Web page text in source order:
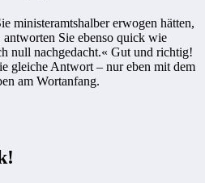
ministeramtshalber erwogen hätten,
Sie ebenso quick wie
null nachgedacht.« Gut und richtig!
gleiche Antwort – nur eben mit dem
am Wortanfang.